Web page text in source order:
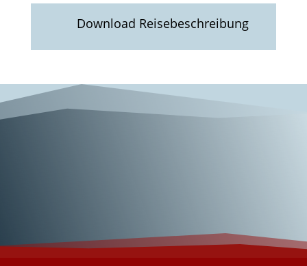
Download Reisebeschreibung